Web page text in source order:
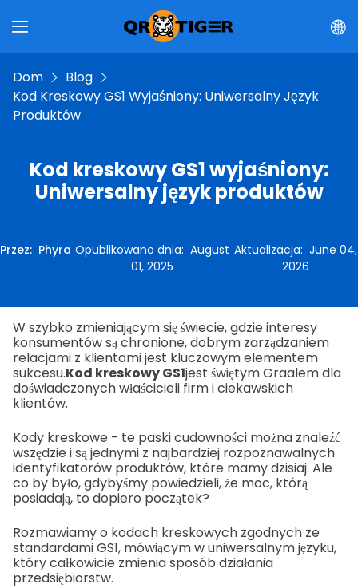
Dom
Blog
Kod Kreskowy GS1 Wyjaśniony: Uniwersalny Język
Produktów
Kod kreskowy GS1 wyjaśniony:
Uniwersalny język produktów
Przez: Phyra Opublikowano dnia:August
01, 2025
Aktualizacja:June 04,
2026
W szybko zmieniającym się świecie, gdzie interesy
konsumentów są chronione, dobrym zarządzaniem
relacjami z klientami jest kluczowym elementem
sukcesu.Kod kreskowy GS1jest świętym Graalem dla
doświadczonych właścicieli firm i ciekawskich
klientów.
Kody kreskowe - te paski cudowności można znaleźć
wszędzie i są jednymi z najbardziej rozpoznawalnych
identyfikatorów produktów, które mamy dzisiaj. Ale
co by było, gdybyśmy powiedzieli, że moc, którą
posiadają, to dopiero początek?
Rozmawiamy o kodach kreskowych zgodnych ze
standardami GS1, mówiącym w uniwersalnym języku,
który całkowicie zmienia sposób działania
przedsiębiorstw.